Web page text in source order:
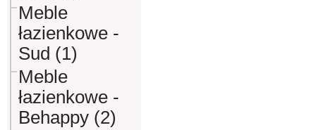
Meble
łazienkowe -
Sud (1)
Meble
łazienkowe -
Behappy (2)